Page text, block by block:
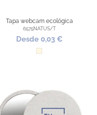
Tapa webcam ecológica
6575NATUS/T
Desde 0,03 €
Natural